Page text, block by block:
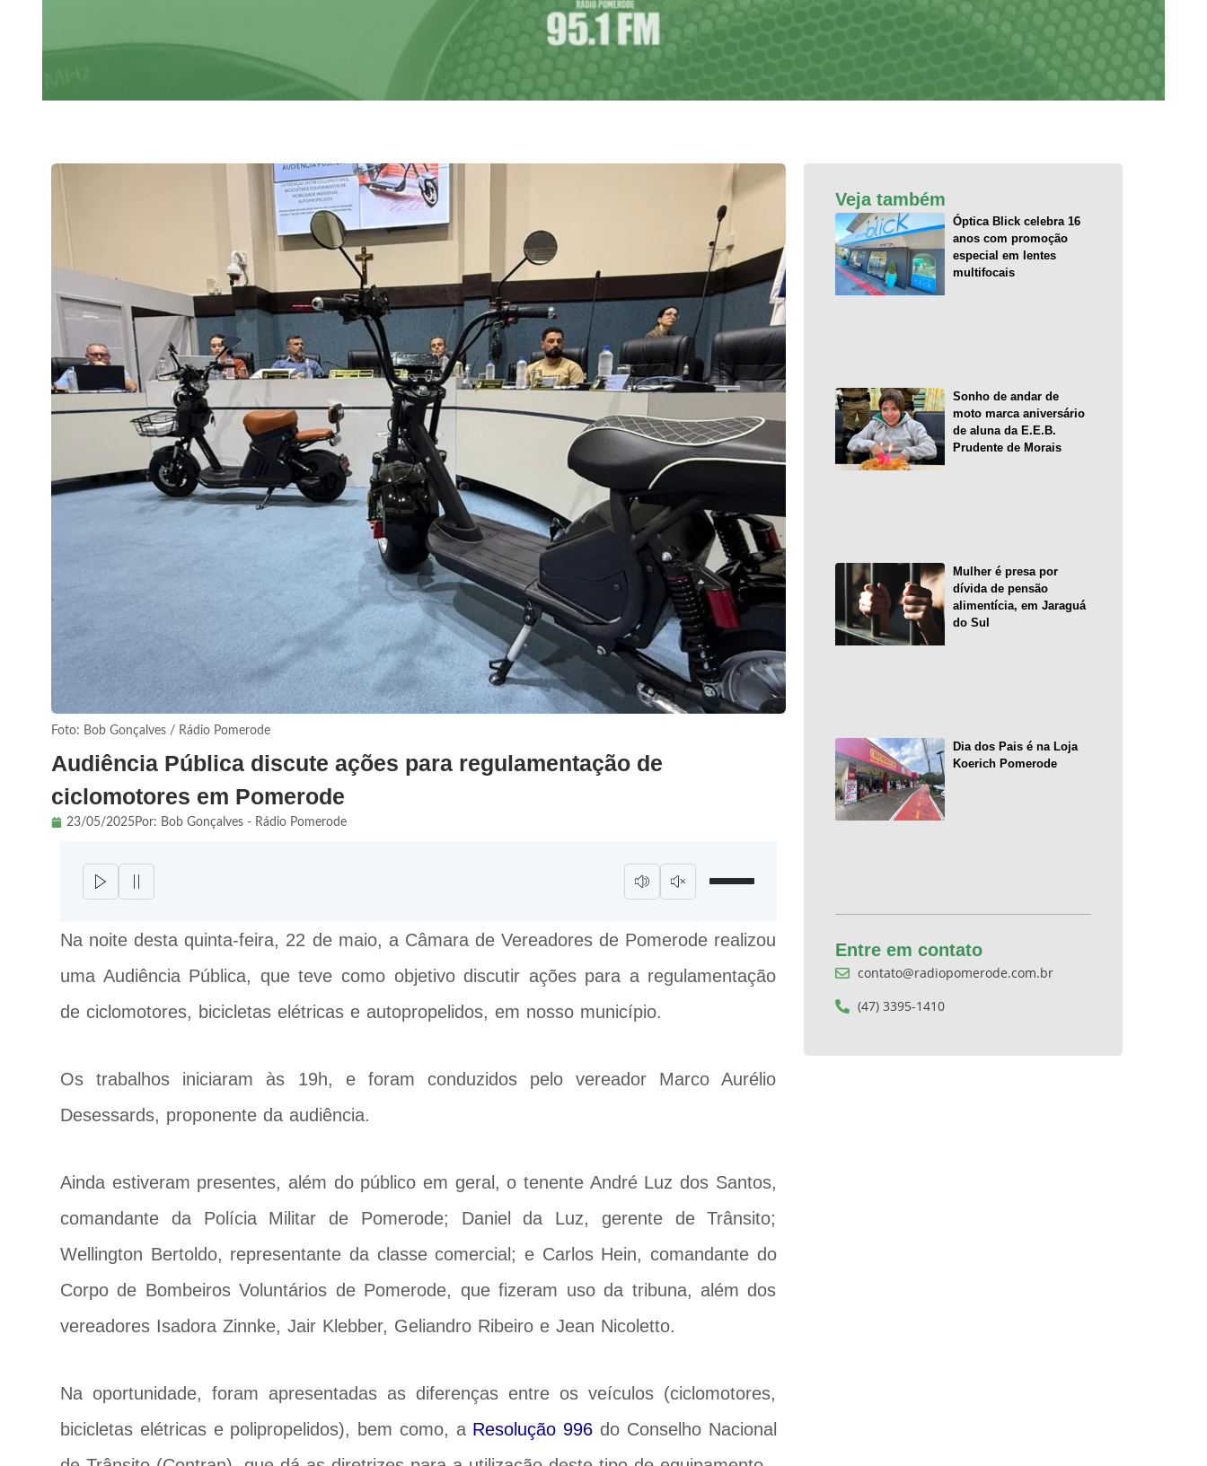
Foto: Bob Gonçalves / Rádio Pomerode
Audiência Pública discute ações para regulamentação de
ciclomotores em Pomerode
23/05/2025Por: Bob Gonçalves - Rádio Pomerode
Na noite desta quinta-feira, 22 de maio, a Câmara de Vereadores de Pomerode realizou
uma Audiência Pública, que teve como objetivo discutir ações para a regulamentação
de ciclomotores, bicicletas elétricas e autopropelidos, em nosso município.
Os trabalhos iniciaram às 19h, e foram conduzidos pelo vereador Marco Aurélio
Desessards, proponente da audiência.
Ainda estiveram presentes, além do público em geral, o tenente André Luz dos Santos,
comandante da Polícia Militar de Pomerode; Daniel da Luz, gerente de Trânsito;
Wellington Bertoldo, representante da classe comercial; e Carlos Hein, comandante do
Corpo de Bombeiros Voluntários de Pomerode, que fizeram uso da tribuna, além dos
vereadores Isadora Zinnke, Jair Klebber, Geliandro Ribeiro e Jean Nicoletto.
Na oportunidade, foram apresentadas as diferenças entre os veículos (ciclomotores,
bicicletas elétricas e polipropelidos), bem como, a Resolução 996 do Conselho Nacional
Veja também
Óptica Blick celebra 16
anos com promoção
especial em lentes
multifocais
Sonho de andar de
moto marca aniversário
de aluna da E.E.B.
Prudente de Morais
Mulher é presa por
dívida de pensão
alimentícia, em Jaraguá
do Sul
Dia dos Pais é na Loja
Koerich Pomerode
Entre em contato
contato@radiopomerode.com.br
(47) 3395-1410